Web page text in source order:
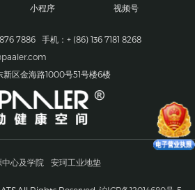
7886 手机：+ (86) 136 7181 8268
新区金海路1000号51号楼6楼
小程序 视频号
中心及学院 安珂工业地垫